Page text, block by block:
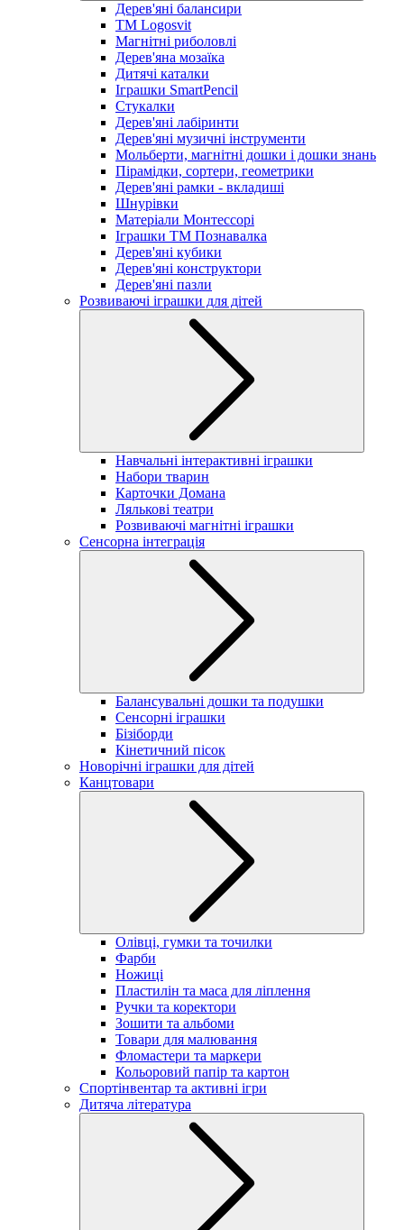
Дерев'яні балансири
TM Logosvit
Магнітні риболовлі
Дерев'яна мозаїка
Дитячі каталки
Іграшки SmartPencil
Стукалки
Дерев'яні лабіринти
Дерев'яні музичні інструменти
Мольберти, магнітні дошки і дошки знань
Пірамідки, сортери, геометрики
Дерев'яні рамки - вкладиші
Шнурівки
Матеріали Монтессорі
Іграшки ТМ Познавалка
Дерев'яні кубики
Дерев'яні конструктори
Дерев'яні пазли
Розвиваючі іграшки для дітей
Навчальні інтерактивні іграшки
Набори тварин
Карточки Домана
Лялькові театри
Розвиваючі магнітні іграшки
Сенсорна інтеграція
Балансувальні дошки та подушки
Сенсорні іграшки
Бізіборди
Кінетичний пісок
Новорічні іграшки для дітей
Канцтовари
Олівці, гумки та точилки
Фарби
Ножиці
Пластилін та маса для ліплення
Ручки та коректори
Зошити та альбоми
Товари для малювання
Фломастери та маркери
Кольоровий папір та картон
Спортінвентар та активні ігри
Дитяча література